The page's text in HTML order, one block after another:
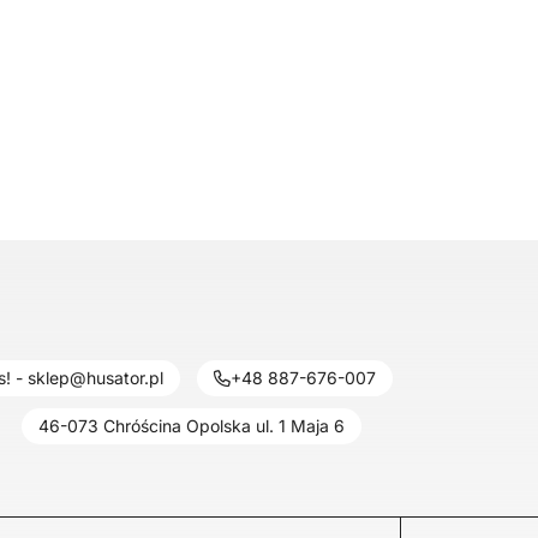
- sklep@husator.pl +48 887-676-007
46-073 Chróścina Opolska ul. 1 Maja 6